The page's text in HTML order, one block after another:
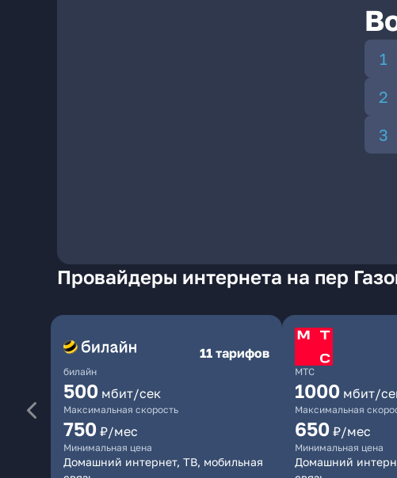
Провайдеры интернета на пер
билайн
11 тарифов
500 мбит/сек
Максимальная скорость
750 ₽/мес
Минимальная цена
Домашний интернет, ТВ, мобильная
МТС
1000 мбит/
Максимальная
650 ₽/мес
Минимальная цена
Домашний